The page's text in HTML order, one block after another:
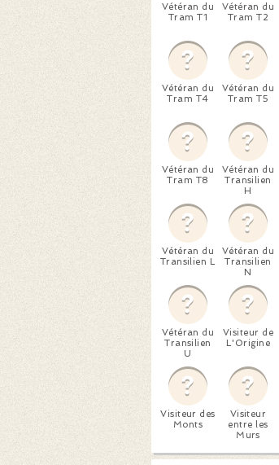
Vétéran du
Tram T1
Vétéran du
Tram T2
Vétéran du
Tram T4
Vétéran du
Tram T5
Vétéran du
Tram T8
Vétéran du
Transilien
H
Vétéran du
Transilien L
Vétéran du
Transilien
N
Vétéran du
Transilien
U
Visiteur de
L'Origine
Visiteur des
Monts
Visiteur
entre les
Murs